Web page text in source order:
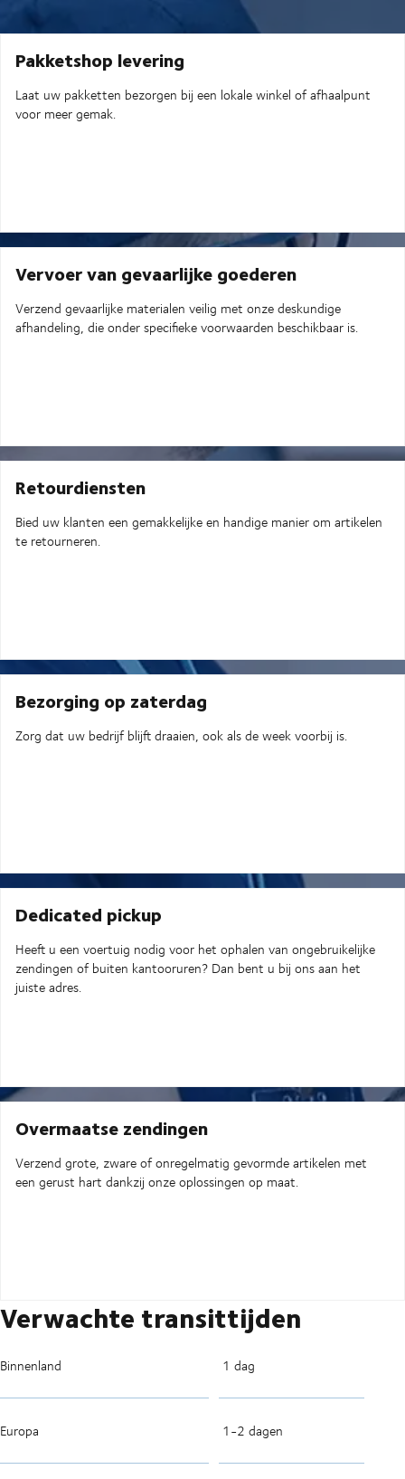
Pakketshop levering
Laat uw pakketten bezorgen bij een lokale winkel of afhaalpunt
voor meer gemak.
Vervoer van gevaarlijke goederen
Verzend gevaarlijke materialen veilig met onze deskundige
afhandeling, die onder specifieke voorwaarden beschikbaar is.
Retourdiensten
Bied uw klanten een gemakkelijke en handige manier om artikelen
te retourneren.
Bezorging op zaterdag
Zorg dat uw bedrijf blijft draaien, ook als de week voorbij is.
Dedicated pickup
Heeft u een voertuig nodig voor het ophalen van ongebruikelijke
zendingen of buiten kantooruren? Dan bent u bij ons aan het
juiste adres.
Overmaatse zendingen
Verzend grote, zware of onregelmatig gevormde artikelen met
een gerust hart dankzij onze oplossingen op maat.
Verwachte transittijden
Binnenland 1 dag
Europa 1-2 dagen